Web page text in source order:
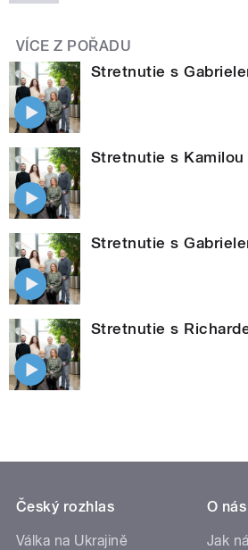
VÍCE Z POŘADU
Stretnutie s
Stretnutie s
Stretnutie s
Stretnutie s
Český rozhlas
Válka na Ukrajině
O nás
Jak